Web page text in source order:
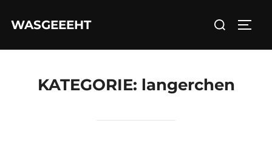
InhaltWASGEEEHT
Suchen
KATEGORIE: langerchen